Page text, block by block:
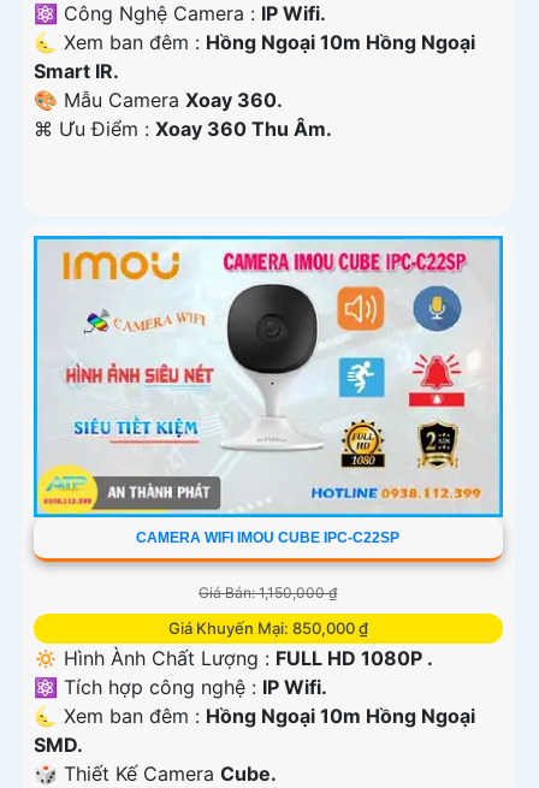
⚛️ Công Nghệ Camera : IP Wifi.
🌜 Xem ban đêm : Hồng Ngoại 10m Hồng Ngoại
Smart IR.
🎨 Mẫu Camera Xoay 360.
️⌘ Ưu Điểm : Xoay 360 Thu Âm.
CAMERA WIFI IMOU CUBE IPC-C22SP
Giá Bán: 1,150,000 ₫
Giá Khuyến Mại: 850,000 ₫
🔅 Hình Ành Chất Lượng : FULL HD 1080P .
⚛️ Tích hợp công nghệ : IP Wifi.
🌜 Xem ban đêm : Hồng Ngoại 10m Hồng Ngoại
SMD.
🎲 Thiết Kế Camera Cube.